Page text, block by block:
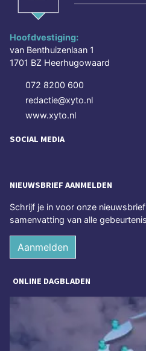
Hoofdvestiging:
van Benthuizenlaan 1
1701 BZ Heerhugowaard
072 8200 600
redactie@xyto.nl
www.xyto.nl
SOCIAL MEDIA
NIEUWSBRIEF AANMELDEN
Schrijf je in voor onze
samenvatting van alle
Aanmelden
ONLINE DAGBLADEN